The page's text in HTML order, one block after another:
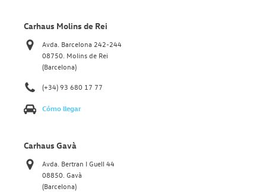
Carhaus Molins de Rei
Avda. Barcelona 242-244
08750. Molins de Rei
(Barcelona)
(+34) 93 680 17 77
Cómo llegar
Carhaus Gavà
Avda. Bertran I Guell 44
08850. Gavà
(Barcelona)